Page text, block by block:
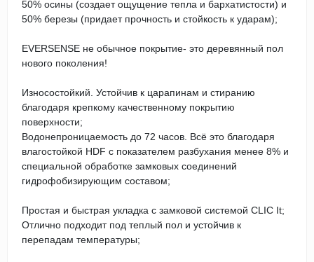
50% осины (создает ощущение тепла и бархатистости) и
50% березы (придает прочность и стойкость к ударам);
EVERSENSE не обычное покрытие- это деревянный пол
нового поколения!
Износостойкий. Устойчив к царапинам и стиранию
благодаря крепкому качественному покрытию
поверхности;
Водонепроницаемость до 72 часов. Всё это благодаря
влагостойкой HDF с показателем разбухания менее 8% и
специальной обработке замковых соединений
гидрофобизирующим составом;
Простая и быстрая укладка с замковой системой CLIC It;
Отлично подходит под теплый пол и устойчив к
перепадам температуры;